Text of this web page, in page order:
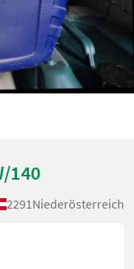
140
2291Niederösterreich